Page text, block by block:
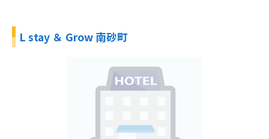
L stay ＆ Grow 南砂町